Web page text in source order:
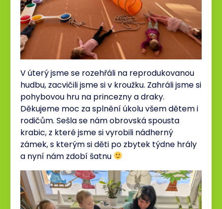
V úterý jsme se rozehřáli na reprodukovanou
hudbu, zacvičili jsme si v kroužku. Zahráli jsme si
pohybovou hru na princezny a draky.
Děkujeme moc za splnění úkolu všem dětem i
rodičům. Sešla se nám obrovská spousta
krabic, z které jsme si vyrobili nádherný
zámek, s kterým si děti po zbytek týdne hrály
a nyní nám zdobí šatnu